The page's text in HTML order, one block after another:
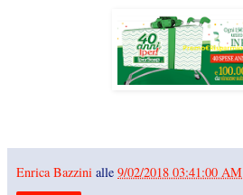
Enrica Bazzini alle 9/02/2018 03:41:00 AM